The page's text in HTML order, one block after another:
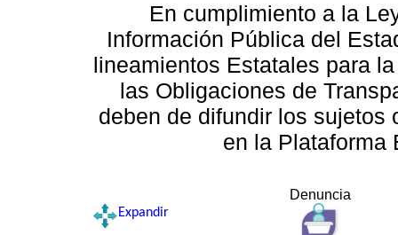
En cumplimiento a la
Información Pública del
lineamientos Estatales para
las Obligaciones de
deben de difundir los sujetos
en la Plataforma
Denuncia
Expandir